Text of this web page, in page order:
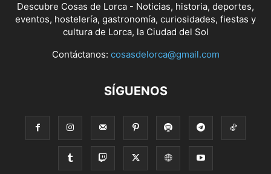
Descubre Cosas de Lorca - Noticias, historia, deportes,
eventos, hostelería, gastronomía, curiosidades, fiestas y
cultura de Lorca, la Ciudad del Sol
Contáctanos: cosasdelorca@gmail.com
SÍGUENOS